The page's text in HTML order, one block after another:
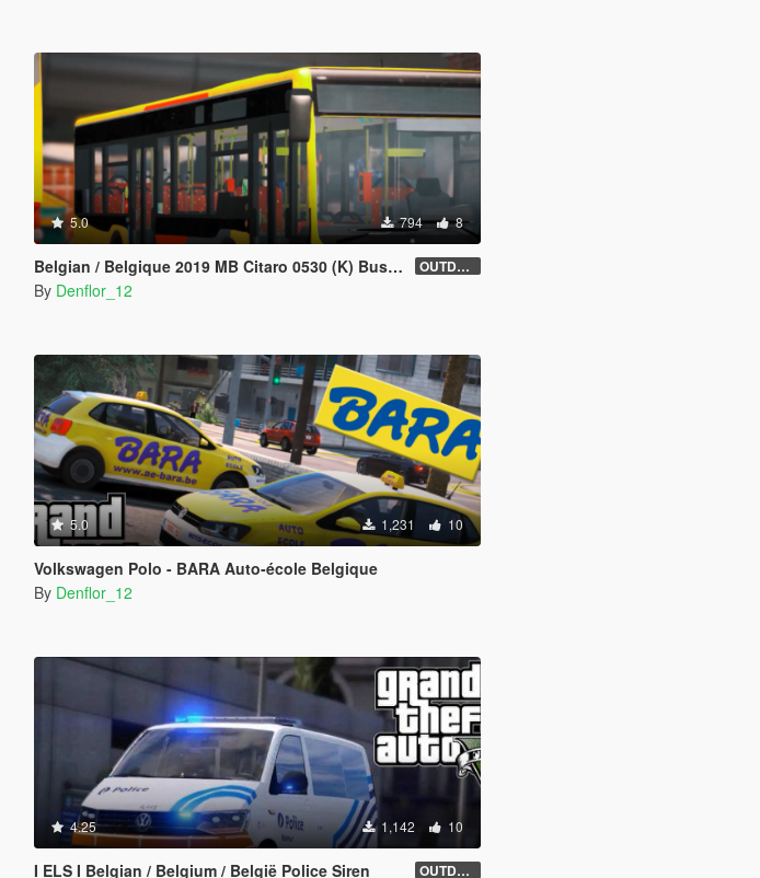
5.0 794 8
Belgian / Belgique 2019 MB Citaro 0530 (K) Bus Tec | ELS | Liveries OUTDATED
By Denflor_12
5.0 1,231 10
Volkswagen Polo - BARA Auto-école Belgique
By Denflor_12
4.25 1,142 10
I ELS I Belgian / Belgium / België Police Siren OUTDATED